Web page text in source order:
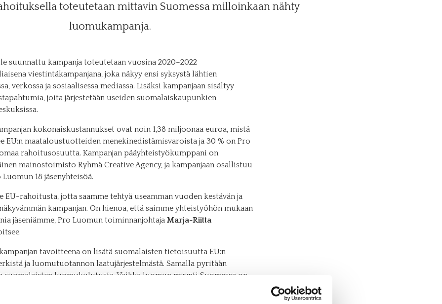
toteutetaan mittavin Suomessa milloinkaan nähty
luomukampanja.
suunnattu kampanja toteutetaan vuosina 2020–2022
viestintäkampanjana, joka näkyy ensi syksystä lähtien
verkossa ja sosiaalisessa mediassa. Lisäksi kampanjaan sisältyy
joita järjestetään useiden suomalaiskaupunkien
kokonaiskustannukset ovat noin 1,38 miljoonaa euroa, mistä
EU:n maataloustuotteiden menekinedistämisvaroista ja 30 % on Pro
rahoitusosuutta. Kampanjan pääyhteistyökumppani on
mainostoimisto Ryhmä Creative Agency, ja kampanjaan osallistuu
18 jäsenyhteisöä.
EU-rahoitusta, jotta saamme tehtyä useamman vuoden kestävän ja
kampanjan. On hienoa, että saimme yhteistyöhön mukaan
jäseniämme, Pro Luomun toiminnanjohtaja Marja-Riitta
tavoitteena on lisätä suomalaisten tietoisuutta EU:n
ja luomutuotannon laatujärjestelmästä. Samalla pyritään
suomalaisten luomukulutusta. Vaikka luomun myynti Suomessa on